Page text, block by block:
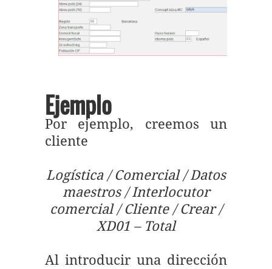
Ejemplo
Por ejemplo, creemos un
cliente
Logística / Comercial / Datos
maestros / Interlocutor
comercial / Cliente / Crear /
XD01 – Total
Al introducir una dirección